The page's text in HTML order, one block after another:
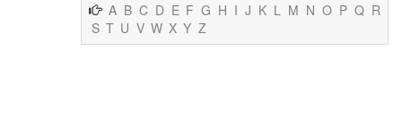
A B C D E F G H I J K L M N O P Q R
S T U V W X Y Z